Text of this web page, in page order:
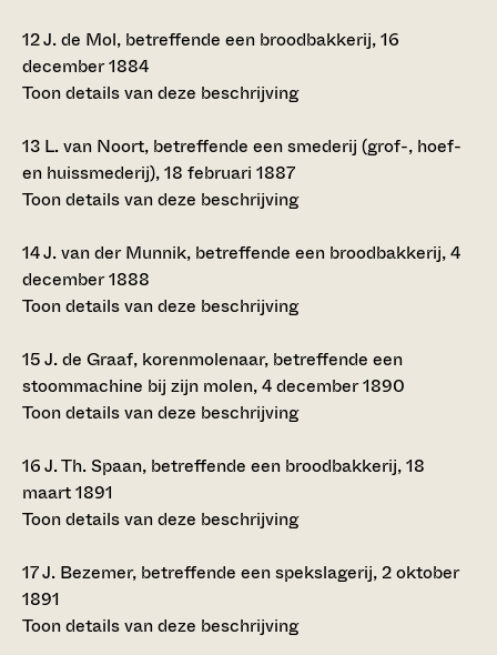
12J. de Mol, betreffende een broodbakkerij, 16
december 1884
Toon details van deze beschrijving
13 L. van Noort, betreffende een smederij (grof-, hoef-
en huissmederij), 18 februari 1887
Toon details van deze beschrijving
14J. van der Munnik, betreffende een broodbakkerij, 4
december 1888
Toon details van deze beschrijving
15J. de Graaf, korenmolenaar, betreffende een
stoommachine bij zijn molen, 4 december 1890
Toon details van deze beschrijving
16J. Th. Spaan, betreffende een broodbakkerij, 18
maart 1891
Toon details van deze beschrijving
17J. Bezemer, betreffende een spekslagerij, 2 oktober
1891
Toon details van deze beschrijving